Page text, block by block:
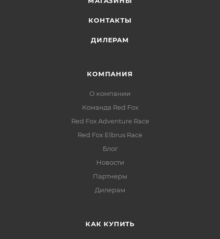
КОНТАКТЫ
ДИЛЕРАМ
КОМПАНИЯ
О компании
Команда Red Fox
Red Fox Adventure Race
Red Fox Elbrus Race
Блог
Новости
Партнеры
Дилерам
КАК КУПИТЬ